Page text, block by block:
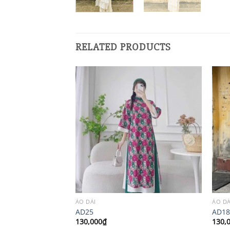
RELATED PRODUCTS
ÁO DÀI
AD25
130,000₫
ÁO
AD18